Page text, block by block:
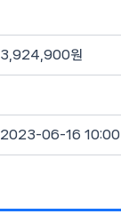
3,924,900원
2023-06-16 10:00